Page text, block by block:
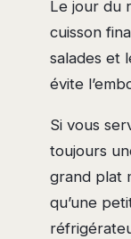
Le jour du
cuisson
salades et
évite
Si vous
toujours
grand plat
qu’une